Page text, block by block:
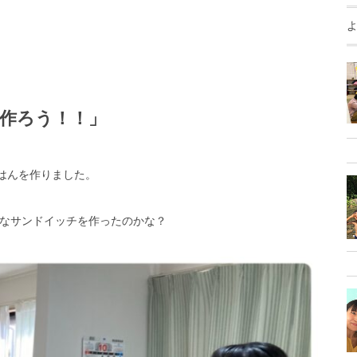
ろう！！」
を作りました。
サンドイッチを作ったのかな？